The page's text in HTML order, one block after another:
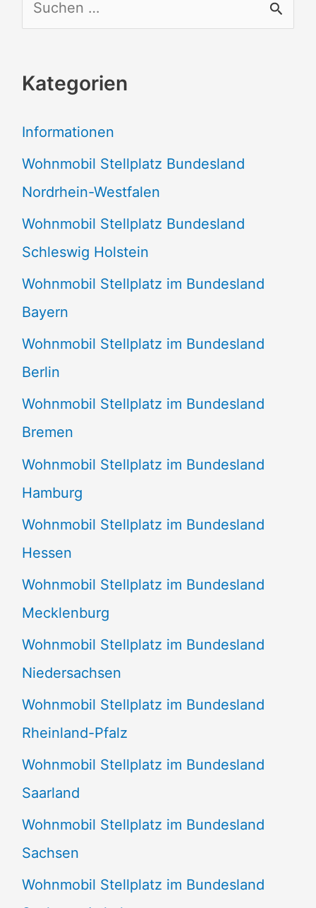
u
h
n
n
a
c
h
:
Kategorien
Informationen
Wohnmobil Stellplatz Bundesland
Nordrhein-Westfalen
Wohnmobil Stellplatz Bundesland
Schleswig Holstein
Wohnmobil Stellplatz im Bundesland
Bayern
Wohnmobil Stellplatz im Bundesland
Berlin
Wohnmobil Stellplatz im Bundesland
Bremen
Wohnmobil Stellplatz im Bundesland
Hamburg
Wohnmobil Stellplatz im Bundesland
Hessen
Wohnmobil Stellplatz im Bundesland
Mecklenburg
Wohnmobil Stellplatz im Bundesland
Niedersachsen
Wohnmobil Stellplatz im Bundesland
Rheinland-Pfalz
Wohnmobil Stellplatz im Bundesland
Saarland
Wohnmobil Stellplatz im Bundesland
Sachsen
Wohnmobil Stellplatz im Bundesland